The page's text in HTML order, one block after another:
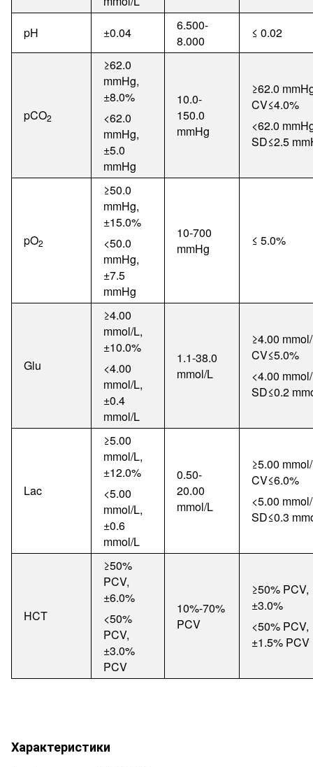
pH
±0.04
6.500-
8.000
≤ 0.02
pCO2
≥62.0
mmHg,
±8.0%
<62.0
mmHg,
±5.0
mmHg
10.0-
150.0
mmHg
≥62.0
CV≤4.0%
<62.0
SD≤2.5
pO2
≥50.0
mmHg,
±15.0%
<50.0
mmHg,
±7.5
mmHg
10-700
mmHg
≤ 5.0%
Glu
≥4.00
mmol/L,
±10.0%
<4.00
mmol/L,
±0.4
mmol/L
1.1-38.0
mmol/L
≥4.00
CV≤5.0%
<4.00
SD≤0.2
Lac
≥5.00
mmol/L,
±12.0%
<5.00
mmol/L,
±0.6
mmol/L
0.50-
20.00
mmol/L
≥5.00
CV≤6.0%
<5.00
SD≤0.3
HCT
≥50%
PCV,
±6.0%
<50%
PCV,
±3.0%
PCV
10%-70%
PCV
≥50% PCV,
±3.0%
<50% PCV,
±1.5% PCV
Характеристики